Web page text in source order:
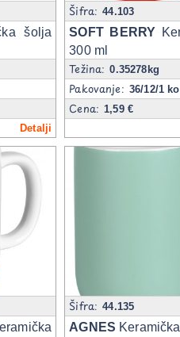
šolja
Detalji
Šifra:44.103
SOFT BERRY
300 ml
Težina:0.35278kg
Pakovanje: 36/12/1
Cena: 1,59 €
Šifra:44.135
AGNES